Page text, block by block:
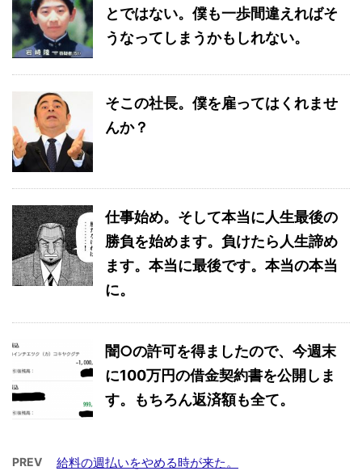
とではない。僕も一歩間違えればそ
うなってしまうかもしれない。
そこの社長。僕を雇ってはくれませ
んか？
仕事始め。そして本当に人生最後の
勝負を始めます。負けたら人生諦め
ます。本当に最後です。本当の本当
に。
闇○の許可を得ましたので、今週末
に100万円の借金契約書を公開しま
す。もちろん返済額も全て。
PREV 給料の週払いをやめる時が来た。